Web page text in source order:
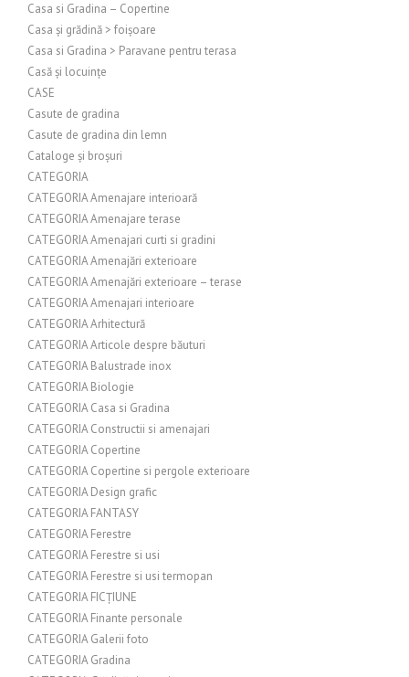
Casa si Gradina – Copertine
Casa și grădină > foișoare
Casa si Gradina > Paravane pentru terasa
Casă și locuințe
CASE
Casute de gradina
Casute de gradina din lemn
Cataloge și broșuri
CATEGORIA
CATEGORIA Amenajare interioară
CATEGORIA Amenajare terase
CATEGORIA Amenajari curti si gradini
CATEGORIA Amenajări exterioare
CATEGORIA Amenajări exterioare – terase
CATEGORIA Amenajari interioare
CATEGORIA Arhitectură
CATEGORIA Articole despre băuturi
CATEGORIA Balustrade inox
CATEGORIA Biologie
CATEGORIA Casa si Gradina
CATEGORIA Constructii si amenajari
CATEGORIA Copertine
CATEGORIA Copertine si pergole exterioare
CATEGORIA Design grafic
CATEGORIA FANTASY
CATEGORIA Ferestre
CATEGORIA Ferestre si usi
CATEGORIA Ferestre si usi termopan
CATEGORIA FICȚIUNE
CATEGORIA Finante personale
CATEGORIA Galerii foto
CATEGORIA Gradina